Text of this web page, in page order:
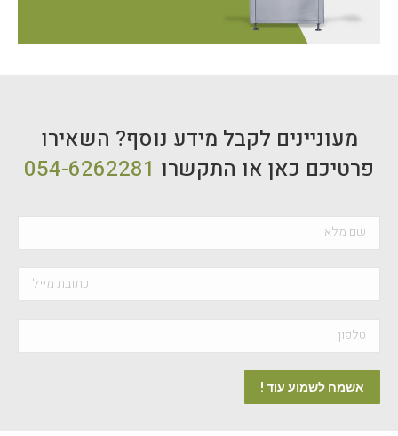
מעוניינים לקבל מידע נוסף? השאירו
פרטיכם כאן או התקשרו 054-6262281